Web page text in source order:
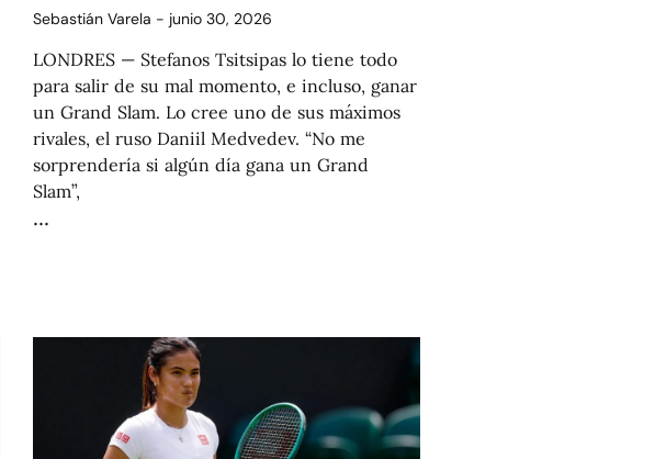
Sebastián Varela junio 30, 2026
LONDRES — Stefanos Tsitsipas lo tiene todo
para salir de su mal momento, e incluso, ganar
un Grand Slam. Lo cree uno de sus máximos
rivales, el ruso Daniil Medvedev. “No me
sorprendería si algún día gana un Grand
Slam”,